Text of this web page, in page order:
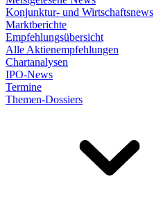
Konjunktur- und Wirtschaftsnews
Marktberichte
Empfehlungsübersicht
Alle Aktienempfehlungen
Chartanalysen
IPO-News
Termine
Themen-Dossiers